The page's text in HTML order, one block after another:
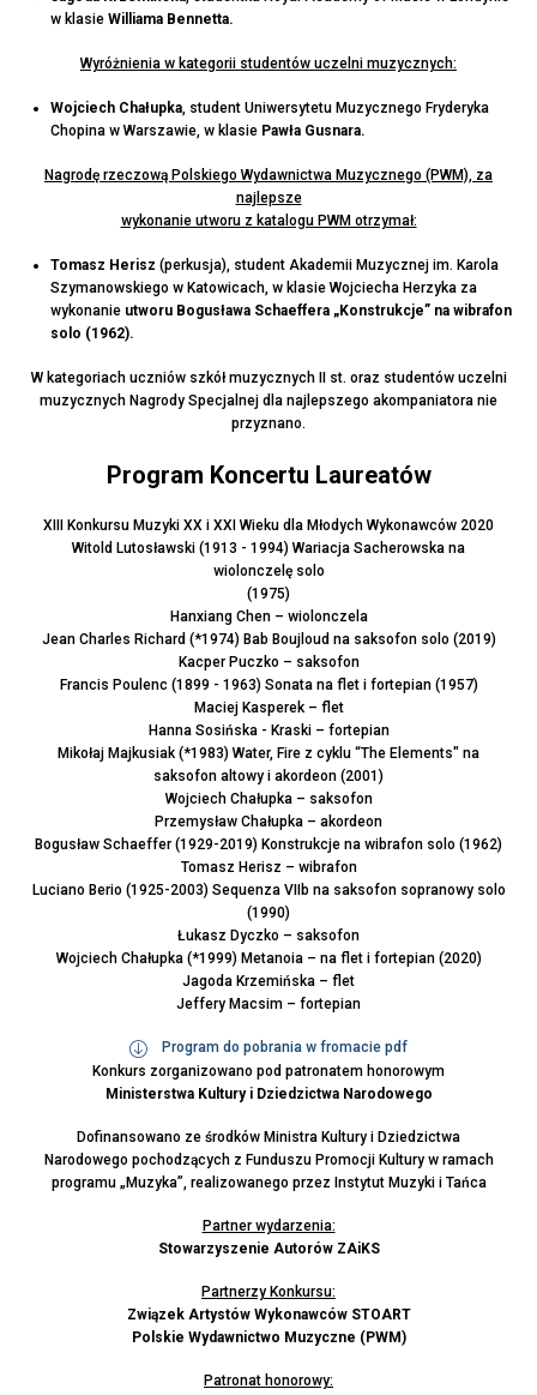
w klasie Williama Bennetta.
Wyróżnienia w kategorii studentów uczelni muzycznych:
Wojciech Chałupka, student Uniwersytetu Muzycznego Fryderyka
Chopina w Warszawie, w klasie Pawła Gusnara.
Nagrodę rzeczową Polskiego Wydawnictwa Muzycznego (PWM), za
najlepsze
wykonanie utworu z katalogu PWM otrzymał:
Tomasz Herisz (perkusja), student Akademii Muzycznej im. Karola
Szymanowskiego w Katowicach, w klasie Wojciecha Herzyka za
wykonanie utworu Bogusława Schaeffera „Konstrukcje” na wibrafon
solo (1962).
W kategoriach uczniów szkół muzycznych II st. oraz studentów uczelni
muzycznych Nagrody Specjalnej dla najlepszego akompaniatora nie
przyznano.
Program Koncertu Laureatów
XIII Konkursu Muzyki XX i XXI Wieku dla Młodych Wykonawców 2020
Witold Lutosławski (1913 - 1994) Wariacja Sacherowska na
wiolonczelę solo
(1975)
Hanxiang Chen – wiolonczela
Jean Charles Richard (*1974) Bab Boujloud na saksofon solo (2019)
Kacper Puczko – saksofon
Francis Poulenc (1899 - 1963) Sonata na flet i fortepian (1957)
Maciej Kasperek – flet
Hanna Sosińska - Kraski – fortepian
Mikołaj Majkusiak (*1983) Water, Fire z cyklu “The Elements" na
saksofon altowy i akordeon (2001)
Wojciech Chałupka – saksofon
Przemysław Chałupka – akordeon
Bogusław Schaeffer (1929-2019) Konstrukcje na wibrafon solo (1962)
Tomasz Herisz – wibrafon
Luciano Berio (1925-2003) Sequenza VIIb na saksofon sopranowy solo
(1990)
Łukasz Dyczko – saksofon
Wojciech Chałupka (*1999) Metanoia – na flet i fortepian (2020)
Jagoda Krzemińska – flet
Jeffery Macsim – fortepian
Program do pobrania w fromacie pdf
Konkurs zorganizowano pod patronatem honorowym
Ministerstwa Kultury i Dziedzictwa Narodowego
Dofinansowano ze środków Ministra Kultury i Dziedzictwa
Narodowego pochodzących z Funduszu Promocji Kultury w ramach
programu „Muzyka”, realizowanego przez Instytut Muzyki i Tańca
Partner wydarzenia:
Stowarzyszenie Autorów ZAiKS
Partnerzy Konkursu:
Związek Artystów Wykonawców STOART
Polskie Wydawnictwo Muzyczne (PWM)
Patronat honorowy: